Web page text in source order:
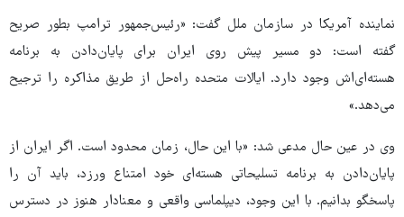
نماینده آمریکا در سازمان ملل گفت: «رئیس‌جمهور ترامپ بطور صریح
گفته است: دو مسیر پیش روی ایران برای پایان‌دادن به برنامه
هسته‌ای‌اش وجود دارد. ایالات متحده راه‌حل از طریق مذاکره را ترجیح
می‌دهد.»
وی در عین حال مدعی شد: «با این حال، زمان محدود است. اگر ایران از
پایان‌دادن به برنامه تسلیحاتی هسته‌ای خود امتناع ورزد، باید آن را
پاسخگو بدانیم. با این وجود، دیپلماسی واقعی و معنادار هنوز در دسترس